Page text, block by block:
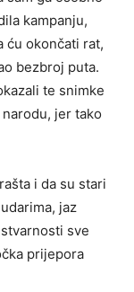
kampanju,
ću okončati rat,
bezbroj puta.
te snimke
jer tako
i da su stari
jaz
sve
prijepora